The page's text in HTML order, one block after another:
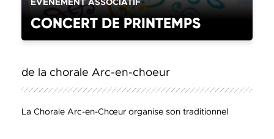
CONCERT DE PRINTEMPS
de la chorale Arc-en-choeur
La Chorale Arc-en-Chœur organise son traditionnel